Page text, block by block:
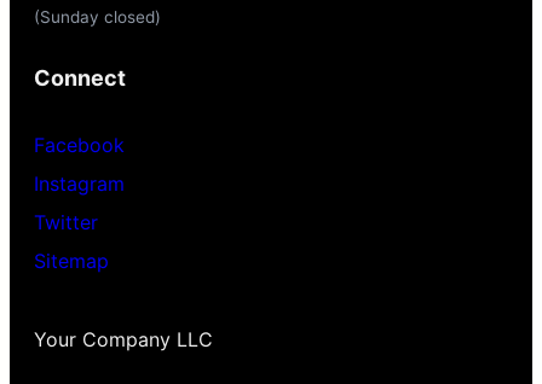
(Sunday closed)
Connect
Facebook
Instagram
Twitter
Sitemap
Your Company LLC